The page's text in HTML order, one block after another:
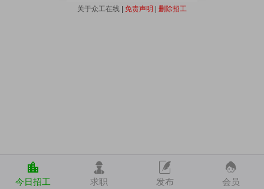
关于众工在线 | 免责声明 | 删除招工
今日招工 求职 发布 会员